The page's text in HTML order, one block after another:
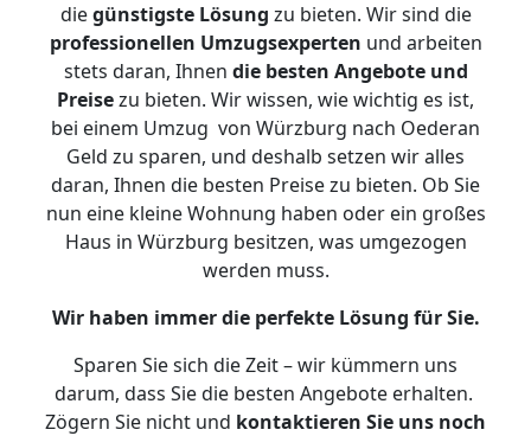
diegünstigste Lösung zu bieten. Wir sind die
professionellen Umzugsexperten und arbeiten
stets daran, Ihnen die besten Angebote und
Preisezu bieten. Wir wissen, wie wichtig es ist,
bei einem Umzug von Würzburg nach Oederan
Geld zu sparen, und deshalb setzen wir alles
daran, Ihnen die besten Preise zu bieten. Ob Sie
nun eine kleine Wohnung haben oder ein großes
Haus in Würzburg besitzen, was umgezogen
werden muss.
Wir haben immer die perfekte Lösung für Sie.
Sparen Sie sich die Zeit – wir kümmern uns
darum, dass Sie die besten Angebote erhalten.
Zögern Sie nicht und kontaktieren Sie uns noch